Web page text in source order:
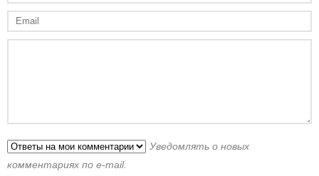
Уведомлять о новых
комментариях по e-mail.